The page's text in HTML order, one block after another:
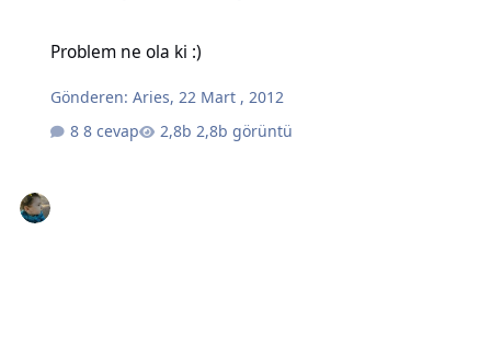
Problem ne ola ki :)
Gönderen:Aries, 22 Mart , 2012
8 cevap
2,8b görüntü